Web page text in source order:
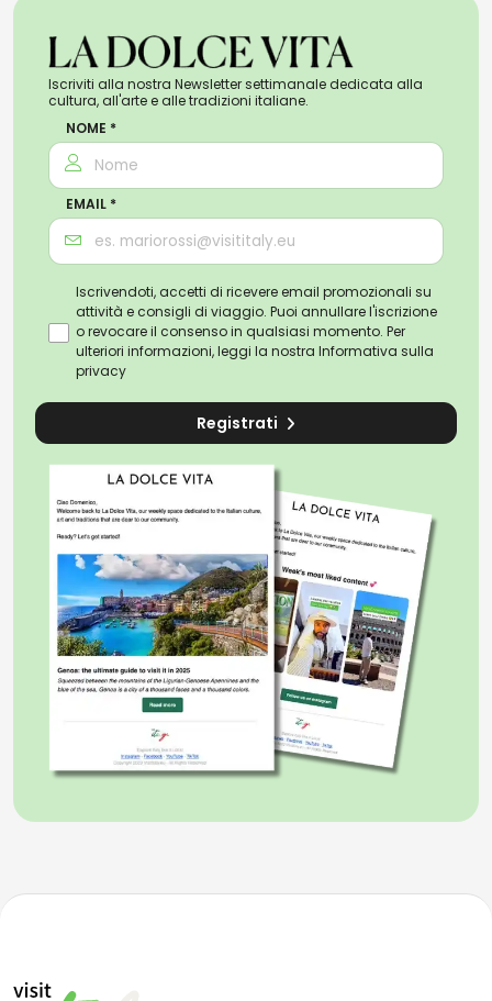
Iscriviti alla nostra Newsletter settimanale dedicata alla
cultura, all'arte e alle tradizioni italiane.
NOME *
EMAIL *
Iscrivendoti, accetti di ricevere email promozionali su
attività e consigli di viaggio. Puoi annullare l'iscrizione
o revocare il consenso in qualsiasi momento. Per
ulteriori informazioni, leggi la nostra Informativa sulla
privacy
Registrati